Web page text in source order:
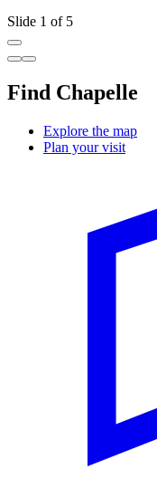
Slide 1 of 5
Find Chapelle
Explore the map
Plan your visit